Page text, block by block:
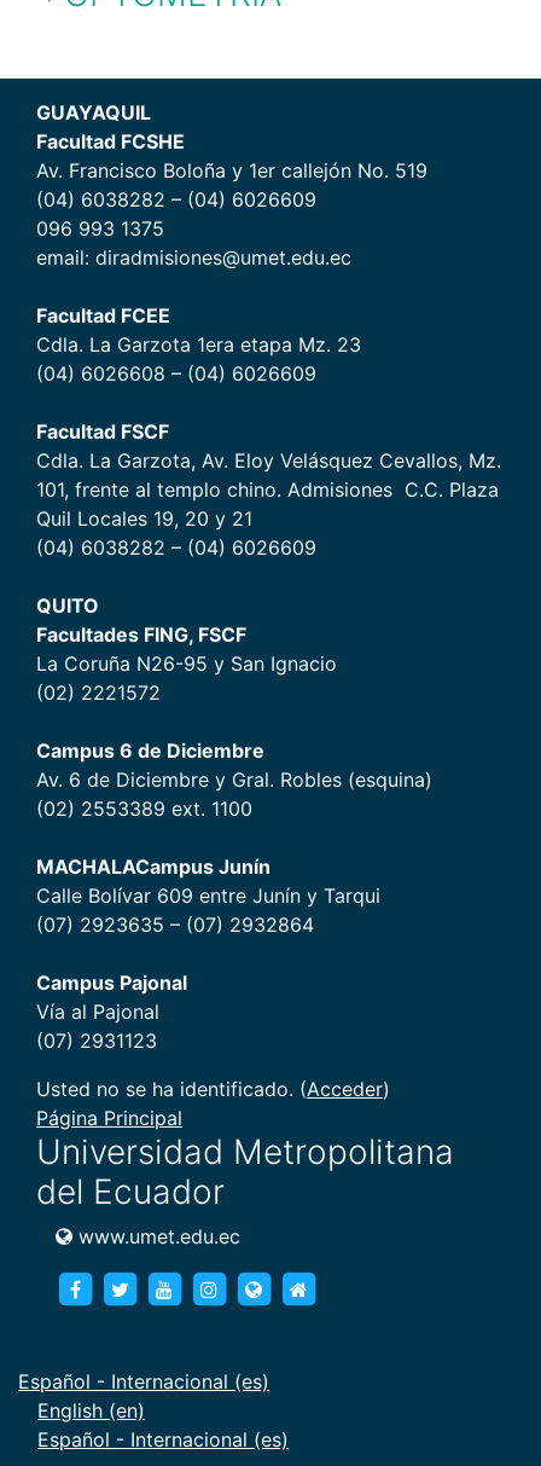
GUAYAQUIL
Facultad FCSHE
Av. Francisco Boloña y 1er callejón No. 519
(04) 6038282 – (04) 6026609
096 993 1375
email: diradmisiones@umet.edu.ec
Facultad FCEE
Cdla. La Garzota 1era etapa Mz. 23
(04) 6026608 – (04) 6026609
Facultad FSCF
Cdla. La Garzota, Av. Eloy Velásquez Cevallos, Mz.
101, frente al templo chino. Admisiones C.C. Plaza
Quil Locales 19, 20 y 21
(04) 6038282 – (04) 6026609
QUITO
Facultades FING, FSCF
La Coruña N26-95 y San Ignacio
(02) 2221572
Campus 6 de Diciembre
Av. 6 de Diciembre y Gral. Robles (esquina)
(02) 2553389 ext. 1100
MACHALACampus Junín
Calle Bolívar 609 entre Junín y Tarqui
(07) 2923635 – (07) 2932864
Campus Pajonal
Vía al Pajonal
(07) 2931123
Usted no se ha identificado. (Acceder)
Página Principal
Universidad Metropolitana
del Ecuador
www.umet.edu.ec
https://www.facebook.com/umet.edu/
https://twitter.com/umet_edu
https://goo.gl/brXWJp
https://www.instagram.com/
https://www.umet.edu.ec
Español - Internacional ‎(es)‎
English ‎(en)‎
Español - Internacional ‎(es)‎